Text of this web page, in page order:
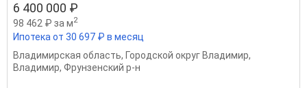
6 400 000 ₽
98 462 ₽ за м2
Ипотека от 30 697 ₽ в месяц
Владимирская область, Городской округ Владимир,
Владимир, Фрунзенский р-н